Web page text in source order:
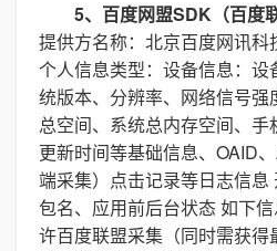
5、百度网盟SDK（百度
提供方名称：北京百度网讯科
个人信息类型：设备信息：
统版本、分辨率、网络信号
总空间、系统总内存空间、
更新时间等基础信息、OAID
端采集）点击记录等日志信息
包名、应用前后台状态 如下
许百度联盟采集（同时需获得